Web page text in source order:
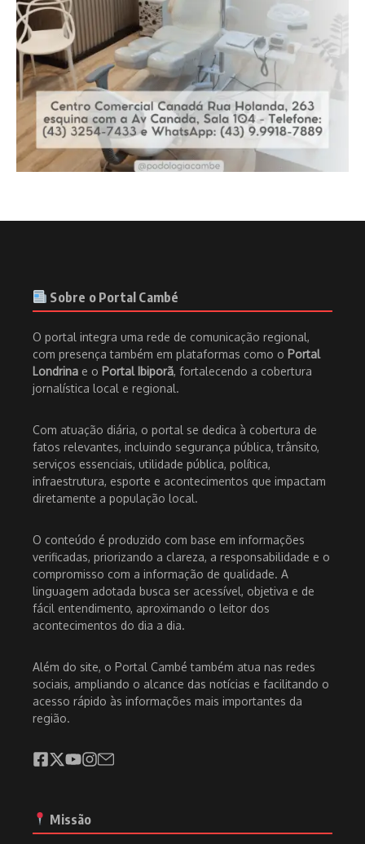
Sobre o Portal Cambé
O portal integra uma rede de comunicação regional,
com presença também em plataformas como o Portal
Londrina e o Portal Ibiporã, fortalecendo a cobertura
jornalística local e regional.
Com atuação diária, o portal se dedica à cobertura de
fatos relevantes, incluindo segurança pública, trânsito,
serviços essenciais, utilidade pública, política,
infraestrutura, esporte e acontecimentos que impactam
diretamente a população local.
O conteúdo é produzido com base em informações
verificadas, priorizando a clareza, a responsabilidade e o
compromisso com a informação de qualidade. A
linguagem adotada busca ser acessível, objetiva e de
fácil entendimento, aproximando o leitor dos
acontecimentos do dia a dia.
Além do site, o Portal Cambé também atua nas redes
sociais, ampliando o alcance das notícias e facilitando o
acesso rápido às informações mais importantes da
região.
Missão